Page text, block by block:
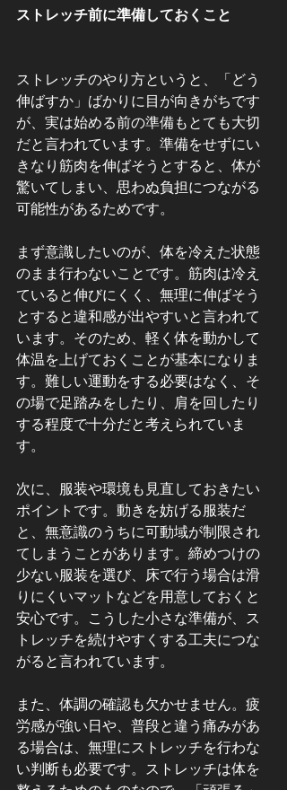
ストレッチ前に準備しておくこと
ストレッチのやり方というと、「どう
伸ばすか」ばかりに目が向きがちです
が、実は始める前の準備もとても大切
だと言われています。準備をせずにい
きなり筋肉を伸ばそうとすると、体が
驚いてしまい、思わぬ負担につながる
可能性があるためです。
まず意識したいのが、体を冷えた状態
のまま行わないことです。筋肉は冷え
ていると伸びにくく、無理に伸ばそう
とすると違和感が出やすいと言われて
います。そのため、軽く体を動かして
体温を上げておくことが基本になりま
す。難しい運動をする必要はなく、そ
の場で足踏みをしたり、肩を回したり
する程度で十分だと考えられていま
す。
次に、服装や環境も見直しておきたい
ポイントです。動きを妨げる服装だ
と、無意識のうちに可動域が制限され
てしまうことがあります。締めつけの
少ない服装を選び、床で行う場合は滑
りにくいマットなどを用意しておくと
安心です。こうした小さな準備が、ス
トレッチを続けやすくする工夫につな
がると言われています。
また、体調の確認も欠かせません。疲
労感が強い日や、普段と違う痛みがあ
る場合は、無理にストレッチを行わな
い判断も必要です。ストレッチは体を